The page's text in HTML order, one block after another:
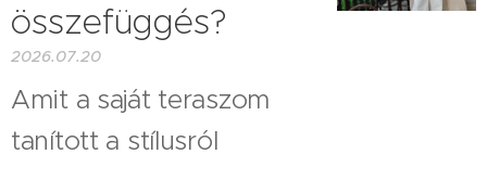
összefüggés?
2026.07.20
Amit a saját teraszom
tanított a stílusról